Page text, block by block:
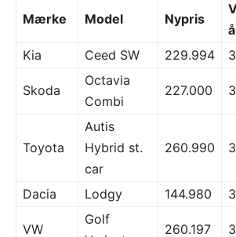
Mærke Model Nypris
Kia
Ceed SW 229.994
Skoda
Octavia
Combi
227.000
Toyota
Autis
Hybrid st.
car
260.990
Dacia Lodgy 144.980
VW
Golf
260.197